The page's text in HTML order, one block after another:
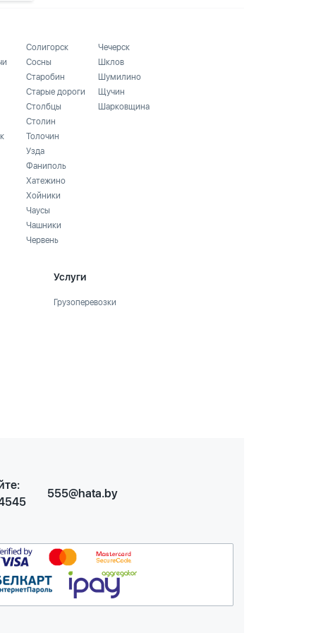
Солигорск
Сосны
Старобин
Старые дороги
Столбцы
Столин
Толочин
Узда
Фаниполь
Хатежино
Хойники
Чаусы
Чашники
Червень
Чечерск
Шклов
Шумилино
Щучин
Шарковщина
Услуги
Грузоперевозки
555@hata.by